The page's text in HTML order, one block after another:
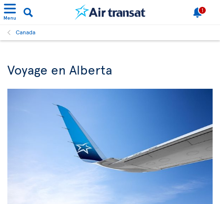
Menu
1
Canada
Voyage en Alberta